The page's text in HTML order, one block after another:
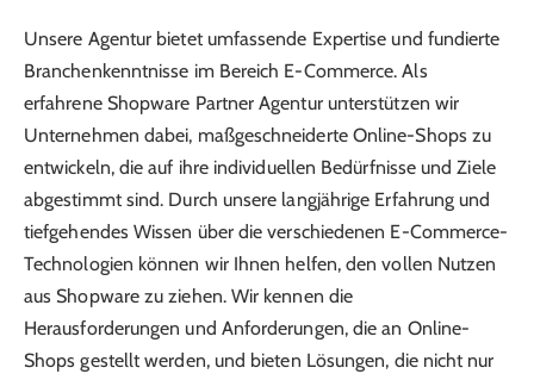
Unsere Agentur bietet umfassende Expertise und fundierte
Branchenkenntnisse im Bereich E-Commerce. Als
erfahrene Shopware Partner Agentur unterstützen wir
Unternehmen dabei, maßgeschneiderte Online-Shops zu
entwickeln, die auf ihre individuellen Bedürfnisse und Ziele
abgestimmt sind. Durch unsere langjährige Erfahrung und
tiefgehendes Wissen über die verschiedenen E-Commerce-
Technologien können wir Ihnen helfen, den vollen Nutzen
aus Shopware zu ziehen. Wir kennen die
Herausforderungen und Anforderungen, die an Online-
Shops gestellt werden, und bieten Lösungen, die nicht nur